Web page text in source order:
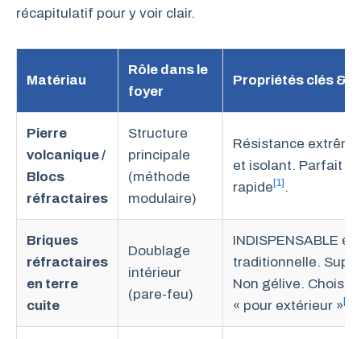
récapitulatif pour y voir clair.
Matériau
Rôle dans le
foyer
Propriétés clés &
Pierre
volcanique /
Blocs
réfractaires
Structure
principale
(méthode
modulaire)
Résistance
et isolant. Parfait
rapide [1] .
Briques
réfractaires
en terre
cuite
Doublage
intérieur
(pare-feu)
INDISPENSABLE
traditionnelle.
Non gélive.
« pour extérieur »